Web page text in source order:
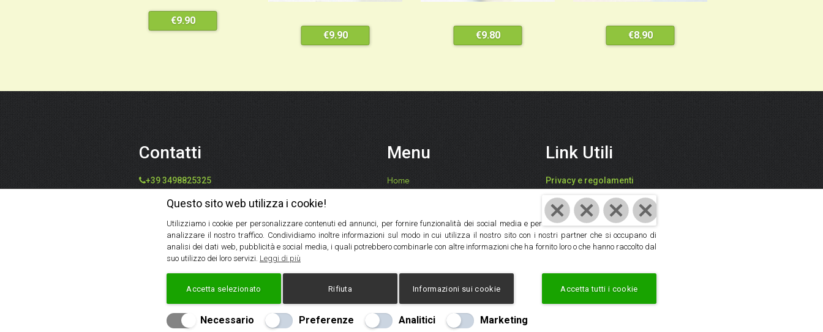
€9.90
€9.90 €9.80 €8.90
Contatti
+39 3498825325
catiafari@yahoo.it
Via Tommaso Galleppini, 31,
47121 Forlì FC, Italia
Menu
Home
I Nostri Prodotti
Contatti
Link Utili
Privacy e regolamenti
FARI CATIA - "SPEZIEDALMONDO"
P.IVA: 03942850409
Cod. Fisc: FRACTA61D59D704V
Local Web – Agenzia Web Marketing Milano Copyrights © 2022 FARI CATIA | Tutti i diritti riservati.
Questo sito web utilizza i cookie!
Utilizziamo i cookie per personalizzare contenuti ed annunci, per fornire funzionalità dei social media e per
analizzare il nostro traffico. Condividiamo inoltre informazioni sul modo in cui utilizza il nostro sito con i nostri partner che si occupano di
analisi dei dati web, pubblicità e social media, i quali potrebbero combinarle con altre informazioni che ha fornito loro o che hanno raccolto dal
suo utilizzo dei loro servizi. Leggi di più
Accetta selezionato Rifiuta Informazioni sui cookie Accetta tutti i cookie
Necessario Preferenze Analitici Marketing